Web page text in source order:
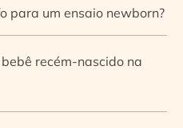
para um ensaio newborn?
recém-nascido na